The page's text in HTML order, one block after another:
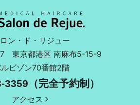
ン・ド・リジュー
東京都港区 南麻布5-15-9
ビゾン70番館2階
（完全予約制）
アクセス